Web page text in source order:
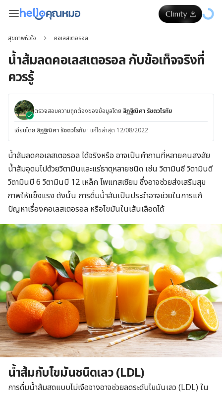
สุขภาพหัวใจ คอเลสเตอรอล
น้ำส้มลดคอเลสเตอรอล กับข้อเท็จจริงที่
ควรรู้
ตรวจสอบความถูกต้องของข้อมูลโดย สิฏฐิณิศา รัชตวโรทัย
เขียนโดย สิฏฐิณิศา รัชตวโรทัย · แก้ไขล่าสุด 12/08/2022
น้ำส้มลดคอเลสเตอรอล ได้จริงหรือ อาจเป็นคำถามที่หลายคนสงสัย
น้ำส้มอุดมไปด้วยวิตามินและแร่ธาตุหลายชนิด เช่น วิตามินซี วิตามินดี
วิตามินบี 6 วิตามินบี 12 เหล็ก โพแทสเซียม ซึ่งอาจช่วยส่งเสริมสุข
ภาพให้แข็งแรง ดังนั้น การดื่มน้ำส้มเป็นประจำอาจช่วยในการแก้
ปัญหาเรื่องคอเลสเตอรอล หรือไขมันในเส้นเลือดได้
น้ำส้มกับไขมันชนิดเลว (LDL)
การดื่มน้ำส้มสดแบบไม่เจือจางอาจช่วยลดระดับไขมันเลว (LDL) ใน